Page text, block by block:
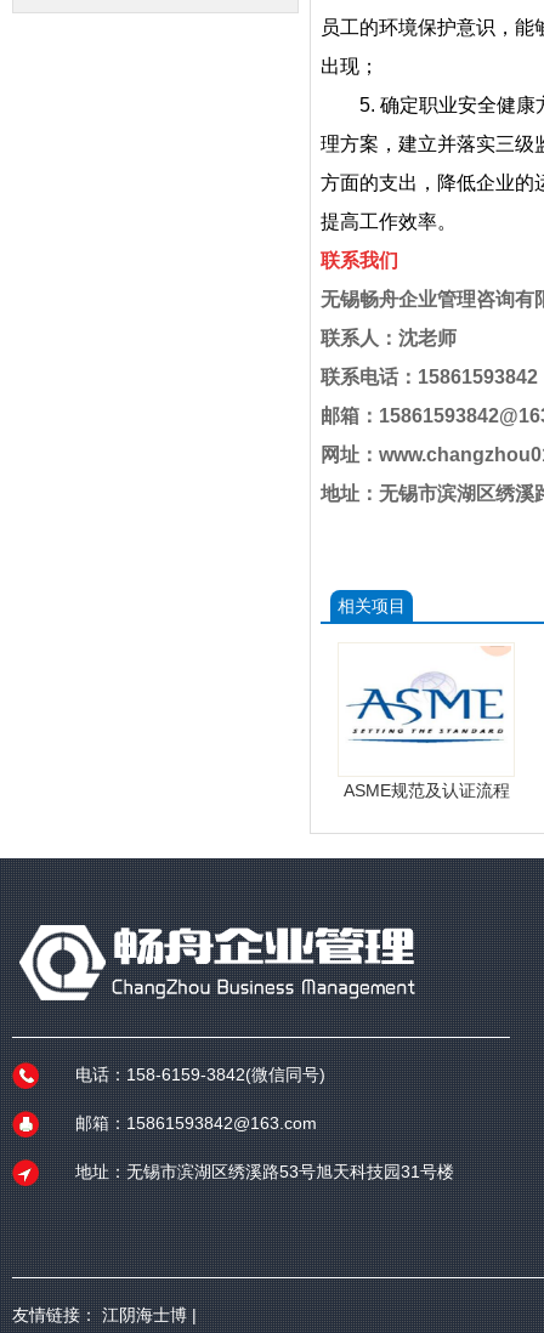
员工的环境保护意识，
出现；
5. 确定职业安全健康方
理方案，建立并落实三级
方面的支出，降低企业的
提高工作效率。
联系我们
无锡畅舟企业管理咨询有
联系人：沈老师
联系电话：15861593842
邮箱：
网址：
地址：无锡市滨湖区绣溪
相关项目
ASME规范及认证流程
电话：158-6159-3842(微信同号)
邮箱：15861593842@163.com
地址：无锡市滨湖区绣溪路53号旭天科技园31号楼
友情链接：江阴海士博|